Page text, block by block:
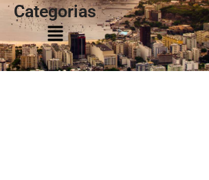
Categorias